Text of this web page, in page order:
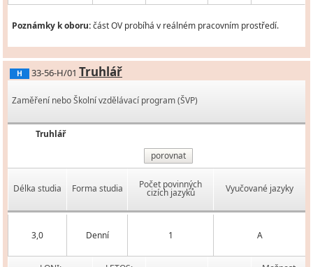
Poznámky k oboru:část OV probíhá v reálném pracovním prostředí.
H 33-56-H/01 Truhlář
Zaměření nebo Školní vzdělávací program (ŠVP)
Truhlář
porovnat
Délka studia Forma studia Počet povinných
cizích jazyků Vyučované jazyky
3,0 Denní 1 A